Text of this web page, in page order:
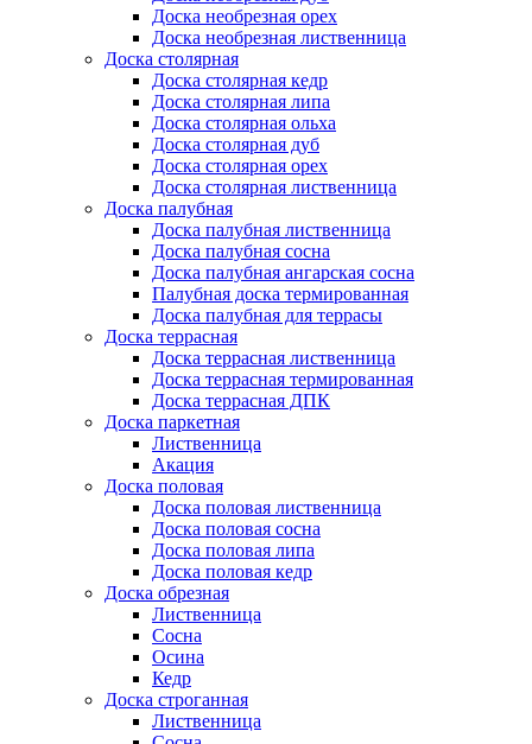
Доска необрезная орех
Доска необрезная лиственница
Доска столярная
Доска столярная кедр
Доска столярная липа
Доска столярная ольха
Доска столярная дуб
Доска столярная орех
Доска столярная лиственница
Доска палубная
Доска палубная лиственница
Доска палубная сосна
Доска палубная ангарская сосна
Палубная доска термированная
Доска палубная для террасы
Доска террасная
Доска террасная лиственница
Доска террасная термированная
Доска террасная ДПК
Доска паркетная
Лиственница
Акация
Доска половая
Доска половая лиственница
Доска половая сосна
Доска половая липа
Доска половая кедр
Доска обрезная
Лиственница
Сосна
Осина
Кедр
Доска строганная
Лиственница